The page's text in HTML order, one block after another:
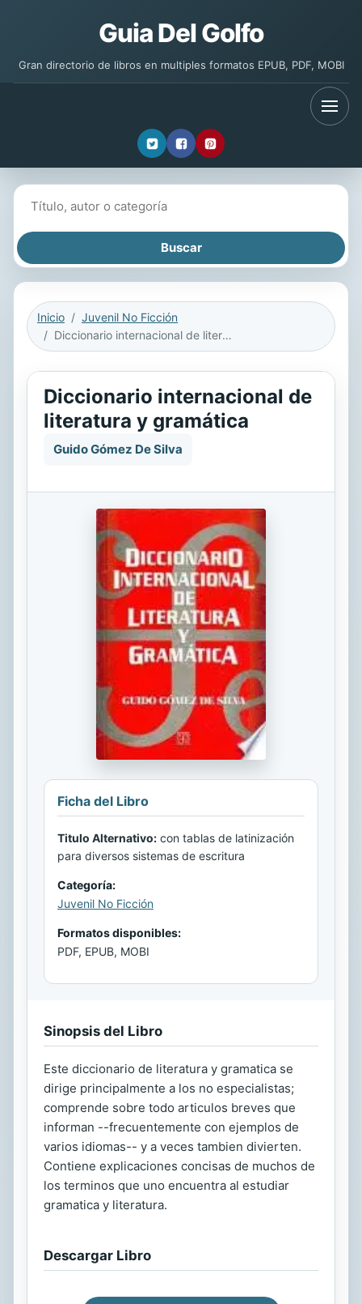
Guia Del Golfo
Gran directorio de libros en multiples formatos EPUB, PDF, MOBI
Inicio
Juvenil No Ficción
Diccionario internacional de literatura y gramática
Diccionario internacional de
literatura y gramática
Guido Gómez De Silva
Ficha del Libro
Titulo Alternativo: con tablas de latinización
para diversos sistemas de escritura
Categoría:
Juvenil No Ficción
Formatos disponibles:
PDF, EPUB, MOBI
Sinopsis del Libro
Este diccionario de literatura y gramatica se
dirige principalmente a los no especialistas;
comprende sobre todo articulos breves que
informan --frecuentemente con ejemplos de
varios idiomas-- y a veces tambien divierten.
Contiene explicaciones concisas de muchos de
los terminos que uno encuentra al estudiar
gramatica y literatura.
Descargar Libro